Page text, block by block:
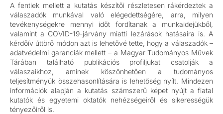
A fentiek mellett a kutatás készítői részletesen rákérdeztek a
válaszadók munkával való elégedettségére, arra, milyen
tevékenységekre mennyi időt fordítanak a munkaidejükből,
valamint a COVID-19-járvány miatti lezárások hatásaira is. A
kérdőív úttörő módon azt is lehetővé tette, hogy a válaszadók –
adatvédelmi garanciák mellett – a Magyar Tudományos Művek
Tárában található publikációs profiljukat csatolják a
válaszaikhoz, aminek köszönhetően a tudományos
teljesítményük összehasonlítására is lehetőség nyílt. Mindezen
információk alapján a kutatás számszerű képet nyújt a fiatal
kutatók és egyetemi oktatók nehézségeiről és sikerességük
tényezőiről is.